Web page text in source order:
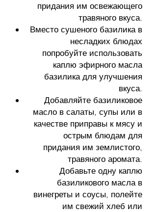
придания им освежающего
травяного вкуса.
Вместо сушеного базилика в
несладких блюдах
попробуйте использовать
каплю эфирного масла
базилика для улучшения
вкуса.
Добавляйте базиликовое
масло в салаты, супы или в
качестве приправы к мясу и
острым блюдам для
придания им землистого,
травяного аромата.
Добавьте одну каплю
базиликового масла в
винегреты и соусы, полейте
им свежий хлеб или